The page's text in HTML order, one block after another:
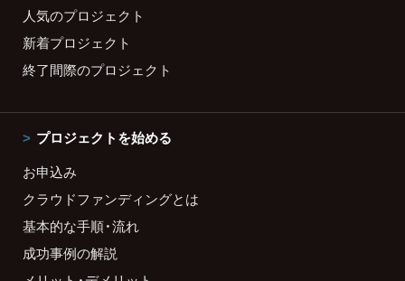
人気のプロジェクト
新着プロジェクト
終了間際のプロジェクト
プロジェクトを始める
お申込み
クラウドファンディングとは
基本的な手順・流れ
成功事例の解説